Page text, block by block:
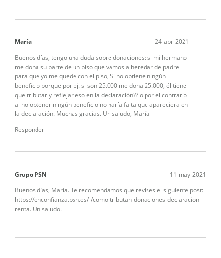
María 24-abr-2021
Buenos días, tengo una duda sobre donaciones: si mi hermano
me dona su parte de un piso que vamos a heredar de padre
para que yo me quede con el piso, Si no obtiene ningún
beneficio porque por ej. si son 25.000 me dona 25.000, él tiene
que tributar y reflejar eso en la declaración?? o por el contrario
al no obtener ningún beneficio no haría falta que apareciera en
la declaración. Muchas gracias. Un saludo, María
Responder
Grupo PSN 11-may-2021
Buenos días, María. Te recomendamos que revises el siguiente post:
https://enconfianza.psn.es/-/como-tributan-donaciones-declaracion-
renta. Un saludo.